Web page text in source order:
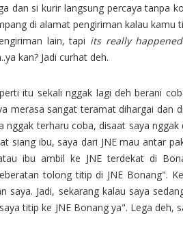
dan si kurir langsung percaya tanpa
di alamat pengiriman kalau kamu
lain, tapi its really
kan? Jadi curhat deh.
itu sekali nggak lagi deh berani
merasa sangat teramat dihargai dan
nggak terharu coba, disaat saya
siang ibu, saya dari JNE mau antar
ibu ambil ke JNE terdekat di
tolong titip di JNE Bonang".
saya. Jadi, sekarang kalau saya
titip ke JNE Bonang ya". Lega deh,